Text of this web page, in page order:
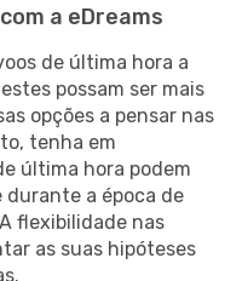
a eDreams
de última hora a
possam ser mais
opções a pensar nas
tenha em
última hora podem
durante a época de
flexibilidade nas
as suas hipóteses